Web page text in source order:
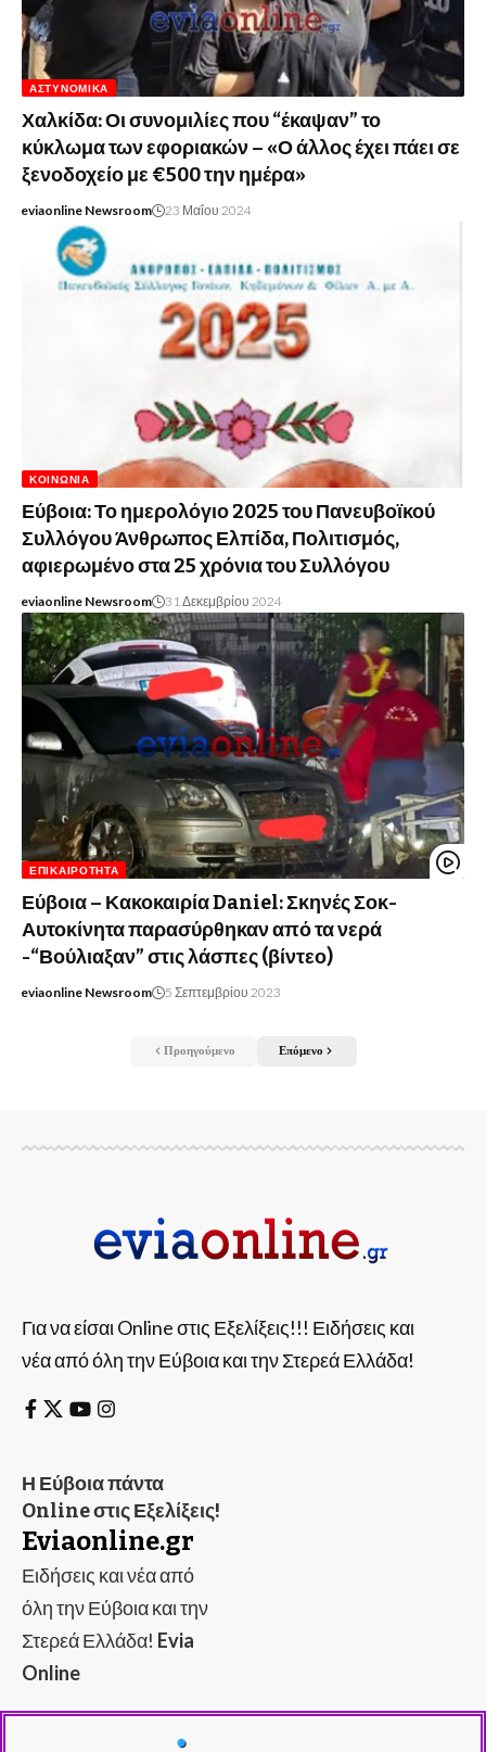
ΑΣΤΥΝΟΜΙΚΆ
Χαλκίδα: Οι συνομιλίες που “έκαψαν” το
κύκλωμα των εφοριακών – «Ο άλλος έχει πάει σε
ξενοδοχείο με €500 την ημέρα»
eviaonline Newsroom 23 Μαΐου 2024
ΚΟΙΝΩΝΊΑ
Εύβοια: Το ημερολόγιο 2025 του Πανευβοϊκού
Συλλόγου Άνθρωπος Ελπίδα, Πολιτισμός,
αφιερωμένο στα 25 χρόνια του Συλλόγου
eviaonline Newsroom 31 Δεκεμβρίου 2024
ΕΠΙΚΑΙΡΌΤΗΤΑ
Εύβοια – Κακοκαιρία Daniel: Σκηνές Σοκ-
Αυτοκίνητα παρασύρθηκαν από τα νερά
-“Βούλιαξαν” στις λάσπες (βίντεο)
eviaonline Newsroom 5 Σεπτεμβρίου 2023
Προηγούμενο Επόμενο
Για να είσαι Online στις Εξελίξεις!!! Ειδήσεις και
νέα από όλη την Εύβοια και την Στερεά Ελλάδα!
Η Εύβοια πάντα
Online στις Εξελίξεις!
Eviaonline.gr
Ειδήσεις και νέα από
όλη την Εύβοια και την
Στερεά Ελλάδα! Evia
Online